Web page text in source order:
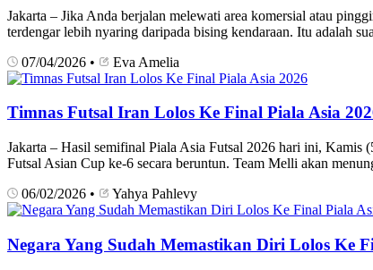
Jakarta – Jika Anda berjalan melewati area komersial atau
terdengar lebih nyaring daripada bising kendaraan. Itu adalah
07/04/2026 • Eva Amelia
Timnas Futsal Iran Lolos Ke Final Piala Asia
Jakarta – Hasil semifinal Piala Asia Futsal 2026 hari ini, Kamis
Futsal Asian Cup ke-6 secara beruntun. Team Melli akan
06/02/2026 • Yahya Pahlevy
Negara Yang Sudah Memastikan Diri Lolos Ke